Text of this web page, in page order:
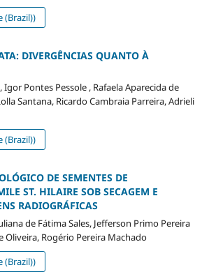
(Brazil))
DIVERGÊNCIAS QUANTO À
Igor Pontes Pessole , Rafaela Aparecida de
Santana, Ricardo Cambraia Parreira, Adrieli
(Brazil))
DE SEMENTES DE
ST. HILAIRE SOB SECAGEM E
RADIOGRÁFICAS
de Fátima Sales, Jefferson Primo Pereira
Oliveira, Rogério Pereira Machado
(Brazil))